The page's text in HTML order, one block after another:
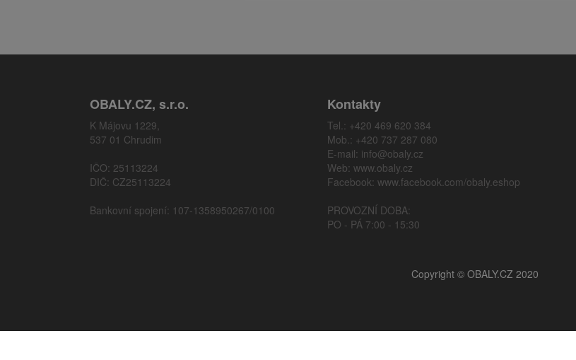
OBALY.CZ, s.r.o.
K Májovu 1229,
537 01 Chrudim
IČO: 25113224
DIČ: CZ25113224
Bankovní spojení: 107-1358950267/0100
Kontakty
Tel.: +420 469 620 384
Mob.: +420 737 287 080
E-mail: info@obaly.cz
Web: www.obaly.cz
Facebook: www.facebook.com/obaly.eshop
PROVOZNÍ DOBA:
PO - PÁ 7:00 - 15:30
Copyright © OBALY.CZ 2020